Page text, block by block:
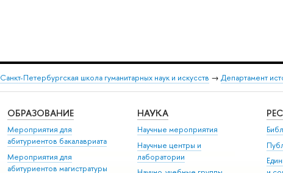
Санкт-Петербургская школа гуманитарных наук и искусств → Департамент
ОБРАЗОВАНИЕ
Мероприятия для
абитуриентов бакалавриата
Мероприятия для
абитуриентов магистратуры
НАУКА
Научные мероприятия
Научные центры и
лаборатории